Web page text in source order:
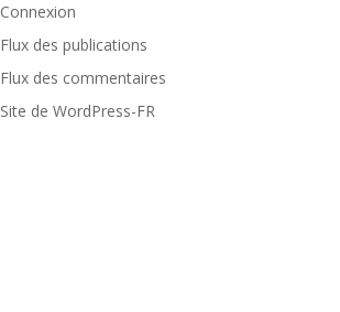
Connexion
Flux des publications
Flux des commentaires
Site de WordPress-FR